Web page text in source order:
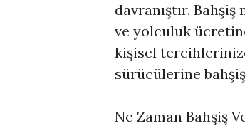
davranıştır.
ve yolculuk
kişisel
sürücülerine
Ne Zaman Bahşiş